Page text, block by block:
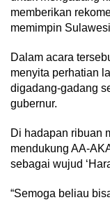
memberikan
memimpin
Dalam acara
menyita perhatian
digadang-gadang
gubernur.
Di hadapan ribuan
mendukung AA-
sebagai wujud
“Semoga beliau